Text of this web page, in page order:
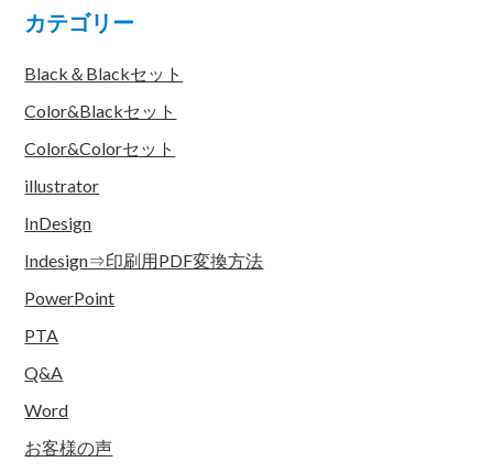
カテゴリー
Black＆Blackセット
Color&Blackセット
Color&Colorセット
illustrator
InDesign
Indesign⇒印刷用PDF変換方法
PowerPoint
PTA
Q&A
Word
お客様の声